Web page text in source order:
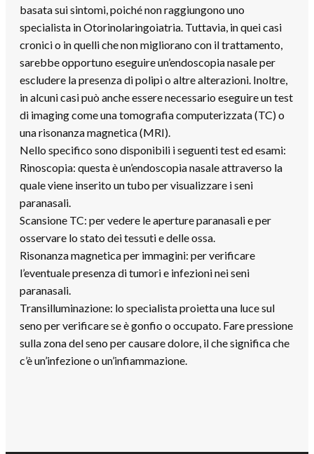
basata sui sintomi, poiché non raggiungono uno
specialista in Otorinolaringoiatria. Tuttavia, in quei casi
cronici o in quelli che non migliorano con il trattamento,
sarebbe opportuno eseguire un’endoscopia nasale per
escludere la presenza di polipi o altre alterazioni. Inoltre,
in alcuni casi può anche essere necessario eseguire un test
di imaging come una tomografia computerizzata (TC) o
una risonanza magnetica (MRI).
Nello specifico sono disponibili i seguenti test ed esami:
Rinoscopia: questa è un’endoscopia nasale attraverso la
quale viene inserito un tubo per visualizzare i seni
paranasali.
Scansione TC: per vedere le aperture paranasali e per
osservare lo stato dei tessuti e delle ossa.
Risonanza magnetica per immagini: per verificare
l’eventuale presenza di tumori e infezioni nei seni
paranasali.
Transilluminazione: lo specialista proietta una luce sul
seno per verificare se è gonfio o occupato. Fare pressione
sulla zona del seno per causare dolore, il che significa che
c’è un’infezione o un’infiammazione.